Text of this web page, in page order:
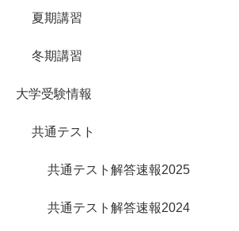
夏期講習
冬期講習
大学受験情報
共通テスト
共通テスト解答速報2025
共通テスト解答速報2024